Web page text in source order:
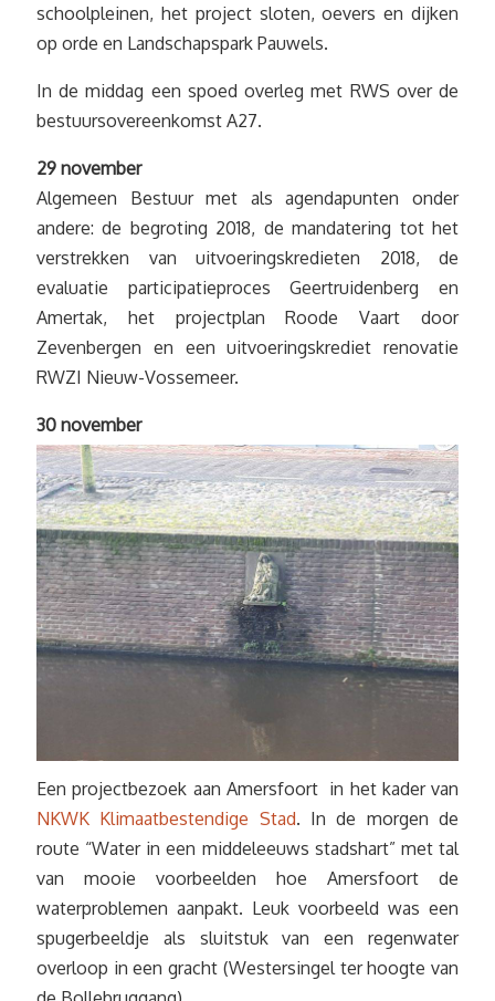
schoolpleinen, het project sloten, oevers en dijken
op orde en Landschapspark Pauwels.
In de middag een spoed overleg met RWS over de
bestuursovereenkomst A27.
29 november
Algemeen Bestuur met als agendapunten onder
andere: de begroting 2018, de mandatering tot het
verstrekken van uitvoeringskredieten 2018, de
evaluatie participatieproces Geertruidenberg en
Amertak, het projectplan Roode Vaart door
Zevenbergen en een uitvoeringskrediet renovatie
RWZI Nieuw-Vossemeer.
30 november
Een projectbezoek aan Amersfoort in het kader van
NKWK Klimaatbestendige Stad. In de morgen de
route “Water in een middeleeuws stadshart” met tal
van mooie voorbeelden hoe Amersfoort de
waterproblemen aanpakt. Leuk voorbeeld was een
spugerbeeldje als sluitstuk van een regenwater
overloop in een gracht (Westersingel ter hoogte van